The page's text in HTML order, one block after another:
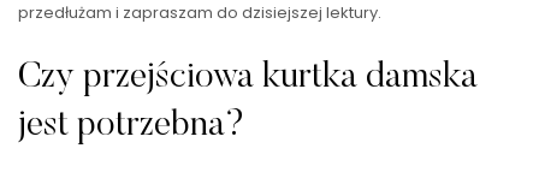
przedłużam i zapraszam do dzisiejszej lektury.
Czy przejściowa kurtka damska
jest potrzebna?